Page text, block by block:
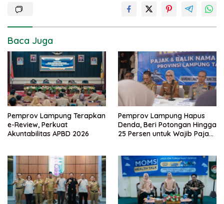
Baca Juga
Pemprov Lampung Terapkan
e-Review, Perkuat
Akuntabilitas APBD 2026
Pemprov Lampung Hapus
Denda, Beri Potongan Hingga
25 Persen untuk Wajib Pajak